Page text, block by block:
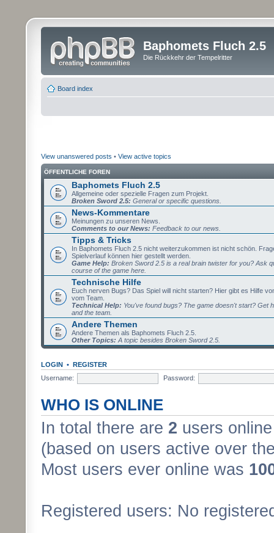
Baphomets Fluch 2.5
Die Rückkehr der Tempelritter
Board index
View unanswered posts • View active topics
ÖFFENTLICHE FOREN
Baphomets Fluch 2.5
Allgemeine oder spezielle Fragen zum Projekt.
Broken Sword 2.5: General or specific questions.
News-Kommentare
Meinungen zu unseren News.
Comments to our News: Feedback to our news.
Tipps & Tricks
In Baphomets Fluch 2.5 nicht weiterzukommen ist nicht schön.
Spielverlauf können hier gestellt werden.
Game Help: Broken Sword 2.5 is a real brain twister for you? Ask
course of the game here.
Technische Hilfe
Euch nerven Bugs? Das Spiel will nicht starten? Hier gibt es Hilfe
vom Team.
Technical Help: You've found bugs? The game doesn't start? Get
and the team.
Andere Themen
Andere Themen als Baphomets Fluch 2.5.
Other Topics: A topic besides Broken Sword 2.5.
LOGIN • REGISTER
Username:
Password:
WHO IS ONLINE
In total there are 2 users
(based on users active over
Most users ever online was
Registered users: No